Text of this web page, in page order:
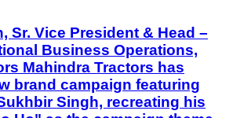
Sr. Vice President & Head –
Business Operations,
Mahindra Tractors has
brand campaign featuring
Singh, recreating his